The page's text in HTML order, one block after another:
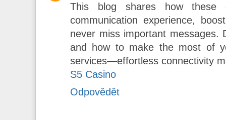
This blog shares how these
communication experience,
never miss important messages.
and how to make the most of
services—effortless connectivity
S5 Casino
Odpovědět